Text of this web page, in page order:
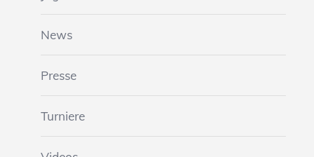
News
Presse
Turniere